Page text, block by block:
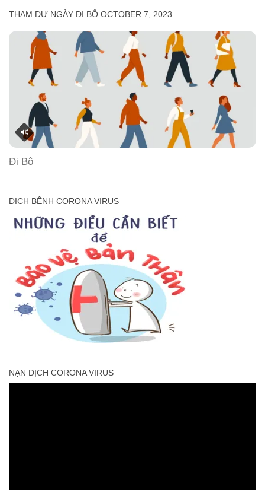
THAM DỰ NGÀY ĐI BỘ OCTOBER 7, 2023
Đi Bộ
DỊCH BỆNH CORONA VIRUS
NẠN DỊCH CORONA VIRUS